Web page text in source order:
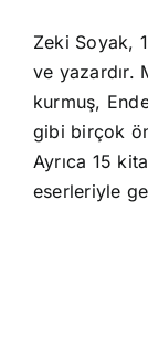
Zeki Soyak,
ve yazardır.
kurmuş,
gibi birçok
Ayrıca 15
eserleriyle